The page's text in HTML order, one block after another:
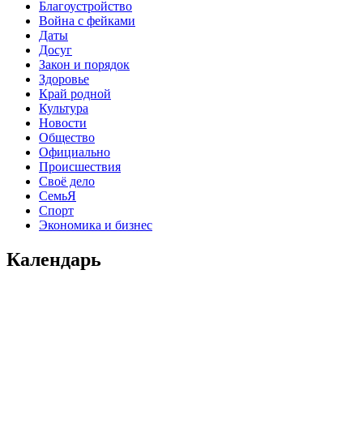
Благоустройство
Война с фейками
Даты
Досуг
Закон и порядок
Здоровье
Край родной
Культура
Новости
Общество
Официально
Происшествия
Своё дело
СемьЯ
Спорт
Экономика и бизнес
Календарь